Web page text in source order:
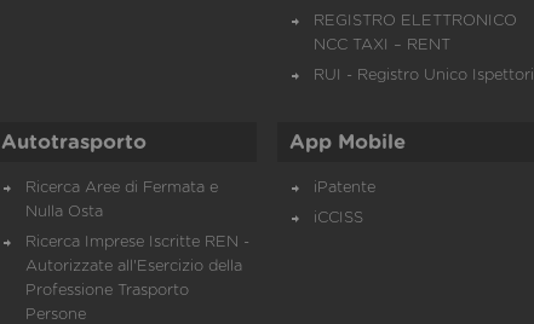
REGISTRO ELETTRONICO
NCC TAXI – RENT
RUI - Registro Unico Ispettori
Autotrasporto
Ricerca Aree di Fermata e
Nulla Osta
Ricerca Imprese Iscritte REN -
Autorizzate all'Esercizio della
Professione Trasporto
Persone
App Mobile
iPatente
iCCISS